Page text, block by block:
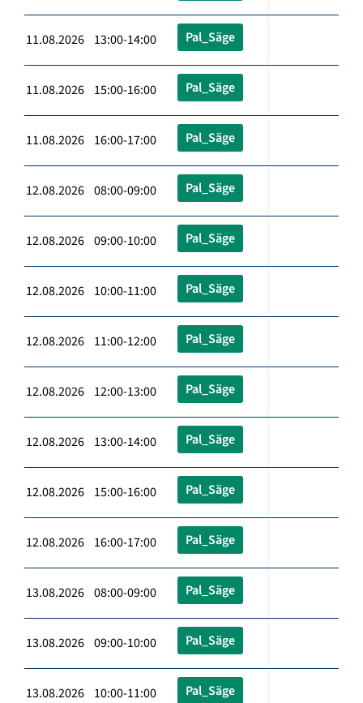
11.08.2026 13:00-14:00 Pal_Säge
11.08.2026 15:00-16:00 Pal_Säge
11.08.2026 16:00-17:00 Pal_Säge
12.08.2026 08:00-09:00 Pal_Säge
12.08.2026 09:00-10:00 Pal_Säge
12.08.2026 10:00-11:00 Pal_Säge
12.08.2026 11:00-12:00 Pal_Säge
12.08.2026 12:00-13:00 Pal_Säge
12.08.2026 13:00-14:00 Pal_Säge
12.08.2026 15:00-16:00 Pal_Säge
12.08.2026 16:00-17:00 Pal_Säge
13.08.2026 08:00-09:00 Pal_Säge
13.08.2026 09:00-10:00 Pal_Säge
13.08.2026 10:00-11:00 Pal_Säge